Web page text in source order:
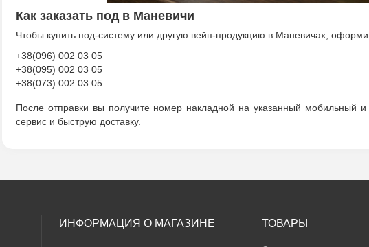
Как заказать под в Маневичи
Чтобы купить под-систему или другую вейп-продукцию в Маневичах,
+38(096) 002 03 05
+38(095) 002 03 05
+38(073) 002 03 05
После отправки вы получите номер накладной на указанный мобильный
сервис и быструю доставку.
ИНФОРМАЦИЯ О МАГАЗИНЕ ТОВАРЫ